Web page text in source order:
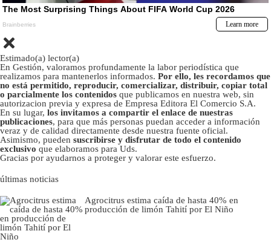
Estimado(a) lector(a)
En Gestión, valoramos profundamente la labor periodística que
realizamos para mantenerlos informados. Por ello, les recordamos que
no está permitido, reproducir, comercializar, distribuir, copiar total
o parcialmente los contenidos que publicamos en nuestra web, sin
autorizacion previa y expresa de Empresa Editora El Comercio S.A.
En su lugar, los invitamos a compartir el enlace de nuestras
publicaciones, para que más personas puedan acceder a información
veraz y de calidad directamente desde nuestra fuente oficial.
Asimismo, pueden suscribirse y disfrutar de todo el contenido
exclusivo que elaboramos para Uds.
Gracias por ayudarnos a proteger y valorar este esfuerzo.
últimas noticias
Agrocitrus estima caída de hasta 40% en
producción de limón Tahití por El Niño